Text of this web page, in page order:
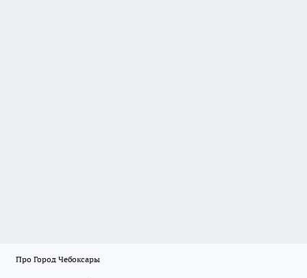
Про Город Чебоксары